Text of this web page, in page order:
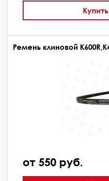
Ремень клиновой
от 550 руб.